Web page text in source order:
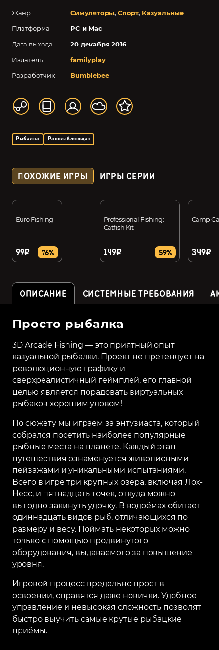
Жанр Симуляторы, Спорт, Казуальные
Платформа
PC и Mac
Дата выхода
20 декабря 2016
Издатель
familyplay
Разработчик
Bumblebee
Рыбалка Расслабляющая
ПОХОЖИЕ ИГРЫ ИГРЫ СЕРИИ
Euro Fishing
99₽ 76%
Professional Fishing:
Catfish Kit
149₽ 59%
Camp
349₽
ОПИСАНИЕ СИСТЕМНЫЕ ТРЕБОВАНИЯ
Просто рыбалка
3D Arcade Fishing — это приятный опыт
казуальной рыбалки. Проект не претендует на
революционную графику и
сверхреалистичный геймплей, его главной
целью является порадовать виртуальных
рыбаков хорошим уловом!
По сюжету мы играем за энтузиаста, который
собрался посетить наиболее популярные
рыбные места на планете. Каждый этап
путешествия ознаменуется живописными
пейзажами и уникальными испытаниями.
Всего в игре три крупных озера, включая Лох-
Несс, и пятнадцать точек, откуда можно
выгодно закинуть удочку. В водоёмах обитает
одиннадцать видов рыб, отличающихся по
размеру и весу. Поймать некоторых можно
только с помощью продвинутого
оборудования, выдаваемого за повышение
уровня.
Игровой процесс предельно прост в
освоении, справятся даже новички. Удобное
управление и невысокая сложность позволят
быстро выучить самые крутые рыбацкие
приёмы.